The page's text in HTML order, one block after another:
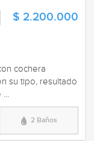
$ 2.200.000
cochera
su tipo, resultado
...
2 Baños